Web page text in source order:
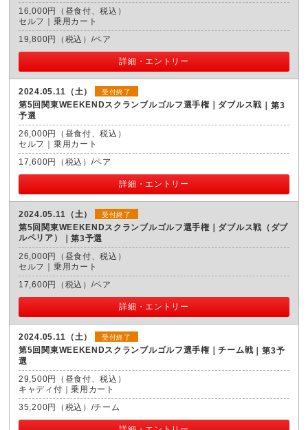
16,000円（昼食付、税込）
セルフ｜乗用カート
19,800円（税込）/ペア
詳細・エントリー
2024.05.11（土） 受付終了
第5回関東WEEKENDスクランブルゴルフ選手権｜ダブルス戦
第3
予選
26,000円（昼食付、税込）
セルフ｜乗用カート
17,600円（税込）/ペア
詳細・エントリー
2024.05.11（土） 受付終了
第5回関東WEEKENDスクランブルゴルフ選手権｜ダブルス戦（ダブ
ルペリア）
第3予選
26,000円（昼食付、税込）
セルフ｜乗用カート
17,600円（税込）/ペア
詳細・エントリー
2024.05.11（土） 受付終了
第5回関東WEEKENDスクランブルゴルフ選手権｜チーム戦
第3予
選
29,500円（昼食付、税込）
キャディ付｜乗用カート
35,200円（税込）/チーム